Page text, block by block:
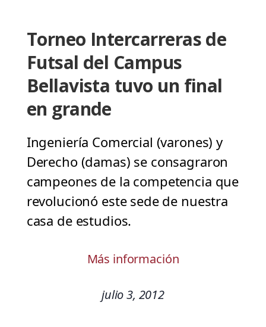
Torneo Intercarreras de
Futsal del Campus
Bellavista tuvo un final
en grande
Ingeniería Comercial (varones) y
Derecho (damas) se consagraron
campeones de la competencia que
revolucionó este sede de nuestra
casa de estudios.
Más información
julio 3, 2012